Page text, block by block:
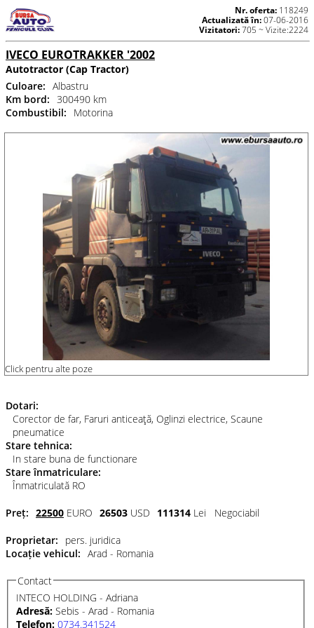
Nr. oferta: 118249
Actualizată în:07-06-2016
Vizitatori:705 ~ Vizite:2224
IVECO EUROTRAKKER '2002
Autotractor (Cap Tractor)
Culoare: Albastru
Km bord:
300490 km
Combustibil:
Motorina
Click pentru alte poze
Dotari:
Corector de far, Faruri anticeaţă, Oglinzi electrice, Scaune
pneumatice
Stare tehnica:
In stare buna de functionare
Stare înmatriculare:
Înmatriculată RO
Preț: 22500 EURO 26503 USD 111314 Lei Negociabil
Proprietar:
pers. juridica
Locație vehicul: Arad - Romania
Contact
INTECO HOLDING - Adriana
Adresă:Sebis - Arad - Romania
Telefon: 0734.341524